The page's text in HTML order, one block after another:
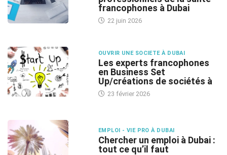
francophones à Dubai
22 juin 2026
OUVRIR UNE SOCIETE À DUBAI
Les experts francophones
en Business Set
Up/créations de sociétés à
23 février 2026
EMPLOI - VIE PRO À DUBAI
Chercher un emploi à Dubai :
tout ce qu’il faut